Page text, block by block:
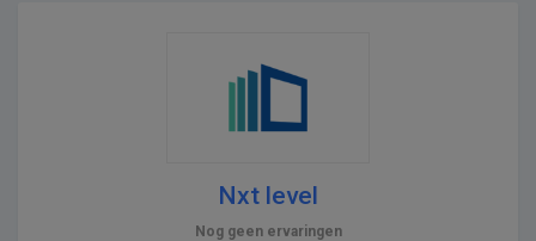
Nxt level
Nog geen ervaringen